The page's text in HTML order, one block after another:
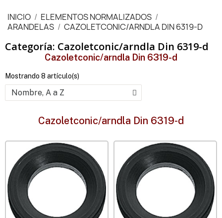
INICIO
ELEMENTOS NORMALIZADOS
ARANDELAS
CAZOLETCONIC/ARNDLA DIN 6319-D
Categoría: Cazoletconic/arndla Din 6319-d
Cazoletconic/arndla Din 6319-d
Mostrando 8 artículo(s)
Cazoletconic/arndla Din 6319-d